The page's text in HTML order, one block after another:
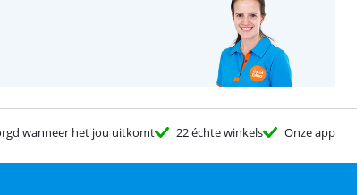
wanneer het jou uitkomt 22 échte winkels Onze app